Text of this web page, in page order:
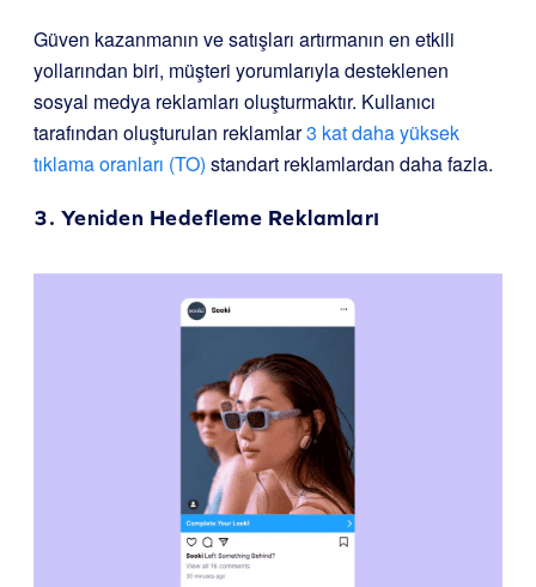
Güven kazanmanın ve satışları artırmanın en etkili
yollarından biri, müşteri yorumlarıyla desteklenen
sosyal medya reklamları oluşturmaktır. Kullanıcı
tarafından oluşturulan reklamlar3 kat daha yüksek
tıklama oranları (TO) standart reklamlardan daha fazla.
3. Yeniden Hedefleme Reklamları